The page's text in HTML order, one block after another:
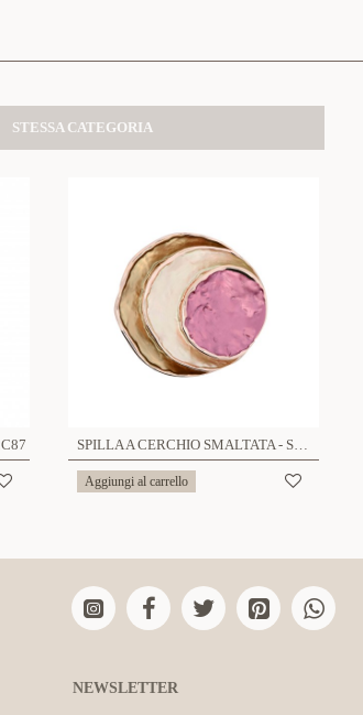
STESSA CATEGORIA
SPILLA A CERCHIO SMALTATA - SW2368E887
Aggiungi al carrello
NEWSLETTER